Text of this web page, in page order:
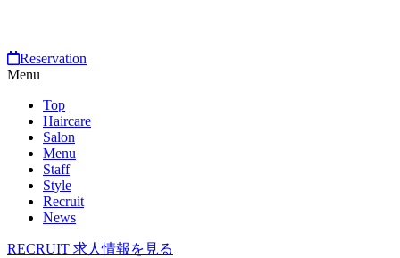
Reservation
Menu
Top
Haircare
Salon
Menu
Staff
Style
Recruit
News
RECRUIT 求人情報を見る